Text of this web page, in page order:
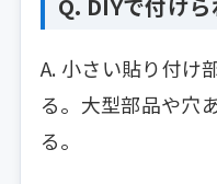
A. 小さい貼り付け
る。大型部品や穴
る。